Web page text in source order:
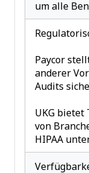
um alle
Paycor
anderer
Audits
UKG bietet
von
HIPAA